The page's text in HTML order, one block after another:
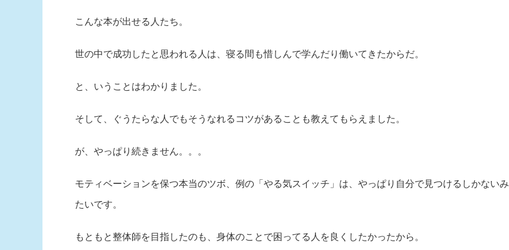
こんな本が出せる人たち。
世の中で成功したと思われる人は、寝る間も惜しんで学んだり働いてきたからだ。
と、いうことはわかりました。
そして、ぐうたらな人でもそうなれるコツがあることも教えてもらえました。
が、やっぱり続きません。。。
モティベーションを保つ本当のツボ、例の「やる気スイッチ」は、やっぱり自分で見つけるしかないみ
たいです。
もともと整体師を目指したのも、身体のことで困ってる人を良くしたかったから。